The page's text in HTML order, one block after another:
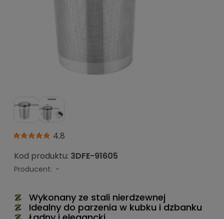
4.8
Kod produktu: 3DFE-91605
Producent: -
Wykonany ze stali nierdzewnej
Idealny do parzenia w kubku i dzbanku